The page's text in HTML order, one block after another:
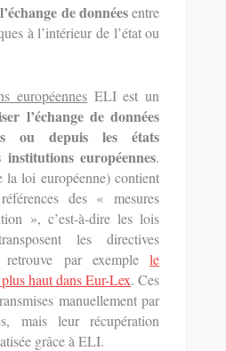
de donnéesentre
à l’intérieur de l’état ou
européennes ELI est un
l’échange de données
ou depuis les états
institutions européennes.
la loi européenne) contient
des « mesures
», c’est-à-dire les lois
les directives
retrouve par exemplele
haut dans Eur-Lex. Ces
manuellement par
mais leur récupération
grâce à ELI.